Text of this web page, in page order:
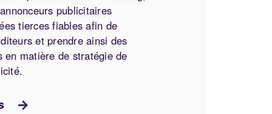
publicitaires
tierces fiables afin de
et prendre ainsi des
en matière de stratégie de